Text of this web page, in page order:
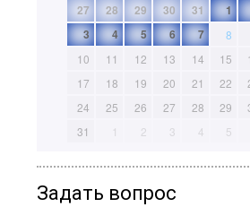
27
28 29 30 31 1
3
4 5 6 7 8
10
11 12 13 14 15
17
18 19 20 21 22
24
25 26 27 28 29
31
1 2 3 4 5
Задать вопрос